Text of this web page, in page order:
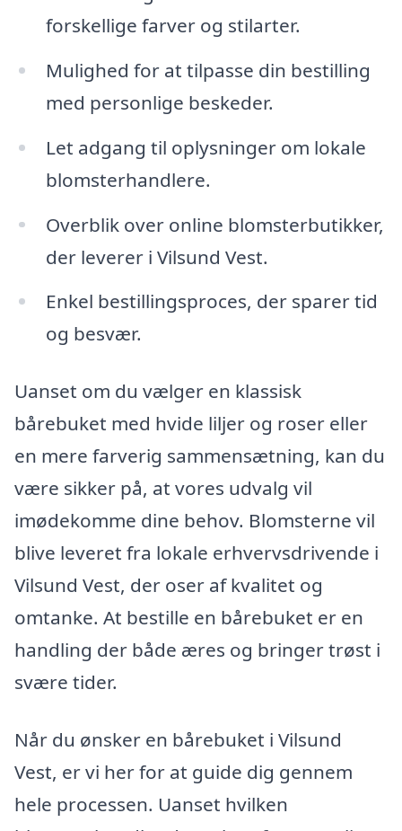
forskellige farver og stilarter.
Mulighed for at tilpasse din bestilling
med personlige beskeder.
Let adgang til oplysninger om lokale
blomsterhandlere.
Overblik over online blomsterbutikker,
der leverer i Vilsund Vest.
Enkel bestillingsproces, der sparer tid
og besvær.
Uanset om du vælger en klassisk
bårebuket med hvide liljer og roser eller
en mere farverig sammensætning, kan du
være sikker på, at vores udvalg vil
imødekomme dine behov. Blomsterne vil
blive leveret fra lokale erhvervsdrivende i
Vilsund Vest, der oser af kvalitet og
omtanke. At bestille en bårebuket er en
handling der både æres og bringer trøst i
svære tider.
Når du ønsker en bårebuket i Vilsund
Vest, er vi her for at guide dig gennem
hele processen. Uanset hvilken